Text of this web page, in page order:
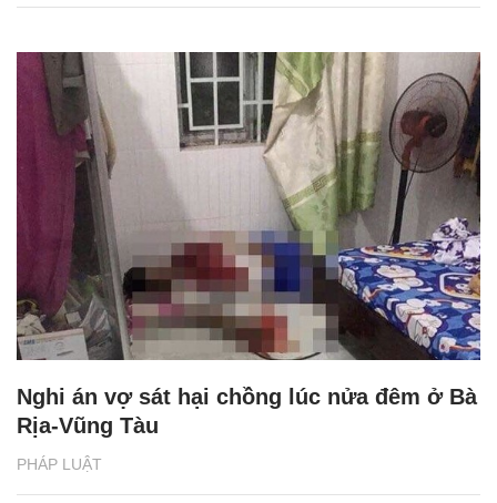
PHÁP LUẬT
Nghi án vợ sát hại chồng lúc nửa đêm ở Bà
Rịa-Vũng Tàu